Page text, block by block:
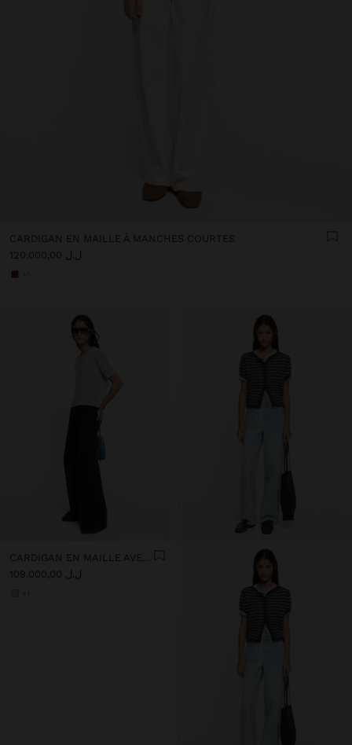
CARDIGAN EN MAILLE À MANCHES COURTES
ل.ل 120.000,00
CARDIGAN EN MAILLE AVEC RAYURES
ل.ل 109.000,00